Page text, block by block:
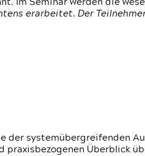
Im Seminar werden die
erarbeitet. Der
der systemübergreifenden
praxisbezogenen Überblick